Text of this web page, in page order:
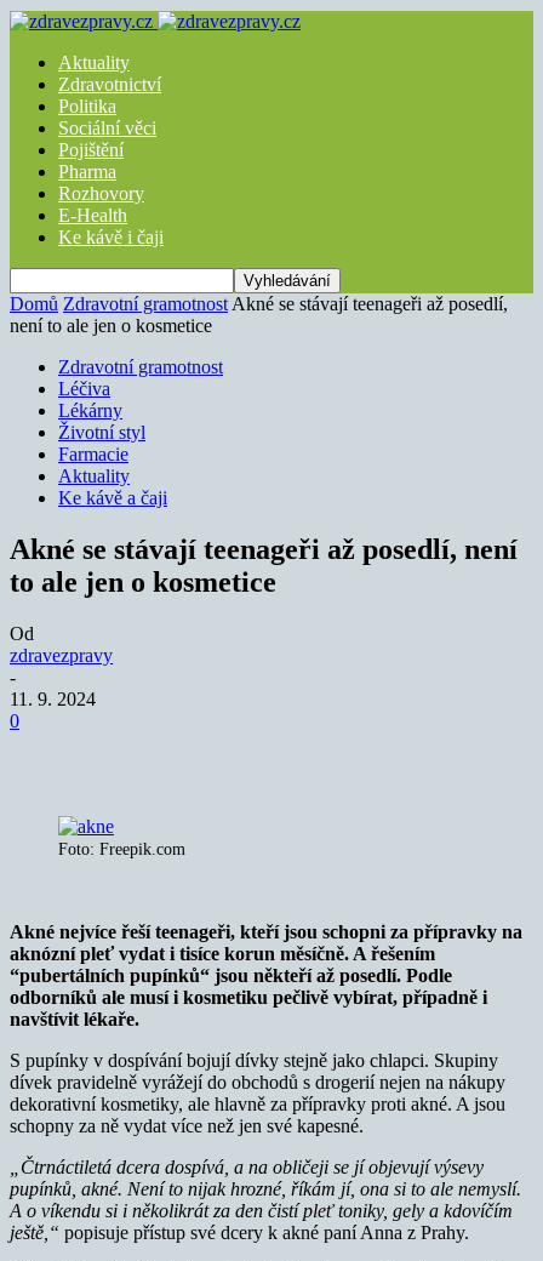
Aktuality
Zdravotnictví
Politika
Sociální věci
Pojištění
Pharma
Rozhovory
E-Health
Ke kávě i čaji
Domů Zdravotní gramotnost Akné se stávají teenageři až posedlí,
není to ale jen o kosmetice
Zdravotní gramotnost
Léčiva
Lékárny
Životní styl
Farmacie
Aktuality
Ke kávě a čaji
Akné se stávají teenageři až posedlí, není
to ale jen o kosmetice
Od
zdravezpravy
-
11. 9. 2024
0
Foto: Freepik.com
Akné nejvíce řeší teenageři, kteří jsou schopni za přípravky na
aknózní pleť vydat i tisíce korun měsíčně. A řešením
“pubertálních pupínků“ jsou někteří až posedlí. Podle
odborníků ale musí i kosmetiku pečlivě vybírat, případně i
navštívit lékaře.
S pupínky v dospívání bojují dívky stejně jako chlapci. Skupiny
dívek pravidelně vyrážejí do obchodů s drogerií nejen na nákupy
dekorativní kosmetiky, ale hlavně za přípravky proti akné. A jsou
schopny za ně vydat více než jen své kapesné.
„Čtrnáctiletá dcera dospívá, a na obličeji se jí objevují výsevy
pupínků, akné. Není to nijak hrozné, říkám jí, ona si to ale nemyslí.
A o víkendu si i několikrát za den čistí pleť toniky, gely a kdovíčím
ještě,“ popisuje přístup své dcery k akné paní Anna z Prahy.